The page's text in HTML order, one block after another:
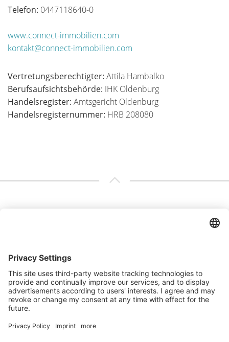
Telefon: 0447118640-0
www.connect-immobilien.com
kontakt@connect-immobilien.com
Vertretungsberechtigter: Attila Hambalko
Berufsaufsichtsbehörde: IHK Oldenburg
Handelsregister: Amtsgericht Oldenburg
Handelsregisternummer: HRB 208080
Connect Immobilien GmbH
Bether Straße 4, 49661 Cloppenburg
0447118640-0
kontakt@connect-immobilien.com